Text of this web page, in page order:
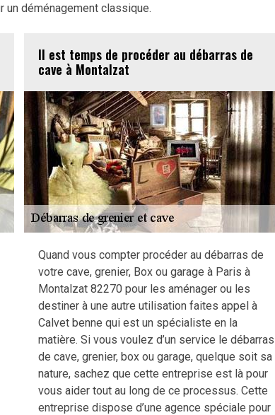
un déménagement classique.
Il est temps de procéder au débarras de
cave à Montalzat
Quand vous compter procéder au débarras de
votre cave, grenier, Box ou garage à Paris à
Montalzat 82270 pour les aménager ou les
destiner à une autre utilisation faites appel à
Calvet benne qui est un spécialiste en la
matière. Si vous voulez d’un service le débarras
de cave, grenier, box ou garage, quelque soit sa
nature, sachez que cette entreprise est là pour
vous aider tout au long de ce processus. Cette
entreprise dispose d’une agence spéciale pour